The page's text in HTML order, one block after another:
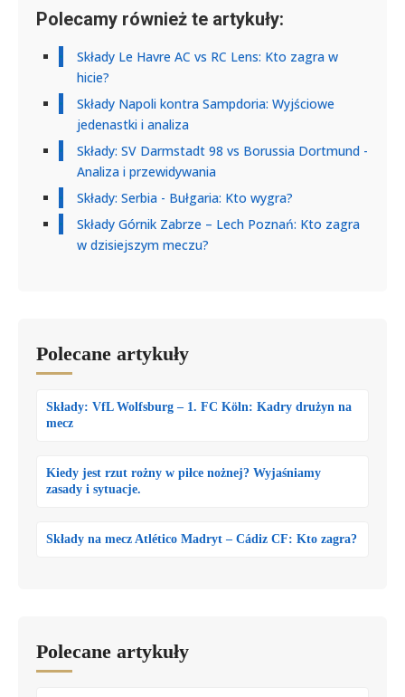
Polecamy również te artykuły:
Składy Le Havre AC vs RC Lens: Kto zagra w
hicie?
Składy Napoli kontra Sampdoria: Wyjściowe
jedenastki i analiza
Składy: SV Darmstadt 98 vs Borussia Dortmund -
Analiza i przewidywania
Składy: Serbia - Bułgaria: Kto wygra?
Składy Górnik Zabrze – Lech Poznań: Kto zagra
w dzisiejszym meczu?
Polecane artykuły
Składy: VfL Wolfsburg – 1. FC Köln: Kadry drużyn na
mecz
Kiedy jest rzut rożny w piłce nożnej? Wyjaśniamy
zasady i sytuacje.
Składy na mecz Atlético Madryt – Cádiz CF: Kto zagra?
Polecane artykuły